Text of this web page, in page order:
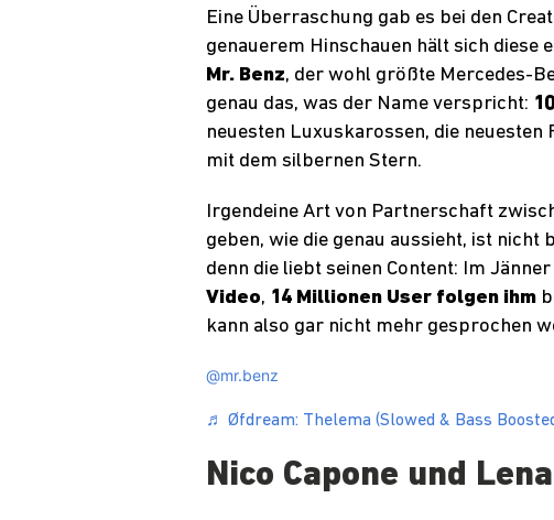
Eine Überraschung gab es bei den
genauerem Hinschauen hält sich diese
Mr. Benz, der wohl größte Mercedes-
genau das, was der Name verspricht:
neuesten Luxuskarossen, die
mit dem silbernen Stern.
Irgendeine Art von Partnerschaft
geben, wie die genau aussieht, ist nicht
denn die liebt seinen Content: Im
Video, 14 Millionen User folgen ihm
kann also gar nicht mehr gesprochen
@mr.benz
♬ Øfdream: Thelema (Slowed & Bass
Nico Capone und